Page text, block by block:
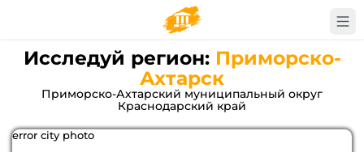
Исследуй регион: Приморско-
Ахтарск
Приморско-Ахтарский муниципальный округ
Краснодарский край
error city photo